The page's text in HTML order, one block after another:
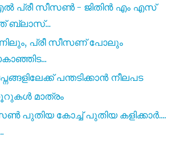
സീസൺ - ജിതിൻ എം എസ്
ബ്ലാസ്...
പ്രീ സീസണ് പോലും
പന്തടിക്കാൻ നീലപട
മാത്രം
പുതിയ കോച്ച് പുതിയ കളിക്കാർ....